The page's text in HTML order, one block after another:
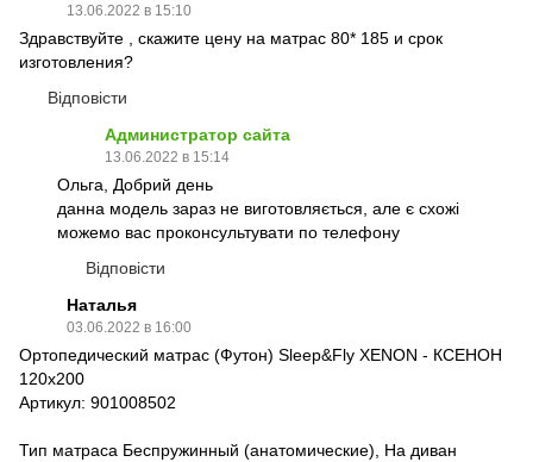
13.06.2022 в 15:10
Здравствуйте , скажите цену на матрас 80* 185 и срок
изготовления?
Відповісти
Администратор сайта
13.06.2022 в 15:14
Ольга, Добрий день
данна модель зараз не виготовляється, але є схожі
можемо вас проконсультувати по телефону
Відповісти
Наталья
03.06.2022 в 16:00
Ортопедический матрас (Футон) Sleep&Fly XENON - КСЕНОН
120x200
Артикул: 901008502
Тип матраса Беспружинный (анатомические), На диван